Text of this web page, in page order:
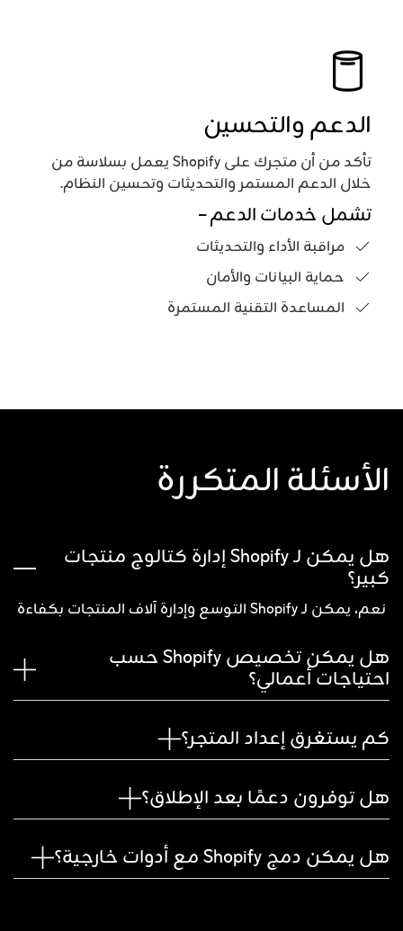
الدعم والتحسين
تأكد من أن متجرك على Shopify يعمل بسلاسة من
خلال الدعم المستمر والتحديثات وتحسين النظام.
تشمل خدمات الدعم –
مراقبة الأداء والتحديثات
حماية البيانات والأمان
المساعدة التقنية المستمرة
الأسئلة المتكررة
هل يمكن لـ Shopify إدارة كتالوج منتجات
كبير؟
نعم، يمكن لـ Shopify التوسع وإدارة آلاف المنتجات بكفاءة
هل يمكن تخصيص Shopify حسب
احتياجات أعمالي؟
كم يستغرق إعداد المتجر؟
هل توفرون دعمًا بعد الإطلاق؟
هل يمكن دمج Shopify مع أدوات خارجية؟